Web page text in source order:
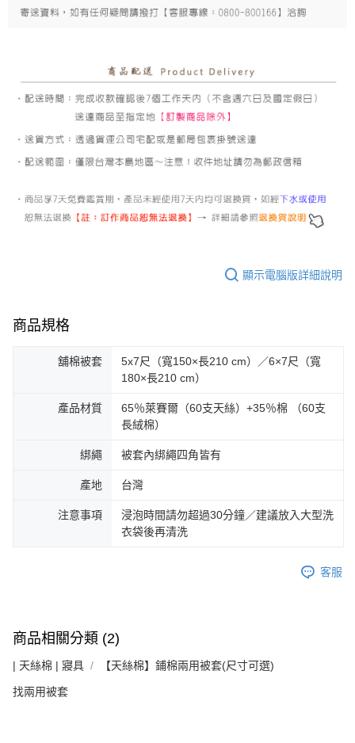
顯示電腦版詳細說明
商品規格
舖棉被套
5x7尺（寬150×長210 cm）／6×7尺（寬
180×長210 cm）
產品材質
65％萊賽爾（60支天絲）+35％棉 （60支
長絨棉）
綁繩 被套內綁繩四角皆有
產地 台灣
注意事項
浸泡時間請勿超過30分鐘／建議放入大型洗
衣袋後再清洗
客服
商品相關分類 (2)
| 天絲棉 | 寢具 【天絲棉】鋪棉兩用被套(尺寸可選)
找兩用被套